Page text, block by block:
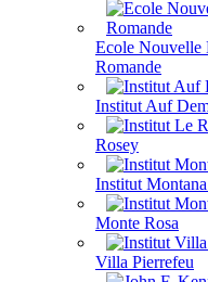
Ecole Nouvelle
Romande
Institut Auf
Rosey
Institut
Monte Rosa
Villa Pierrefeu